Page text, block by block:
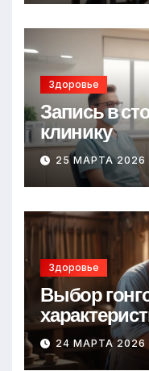
Здоровье
Запись в
клинику
25 МАРТА 2026
Здоровье
Выбор
24 МАРТА 2026